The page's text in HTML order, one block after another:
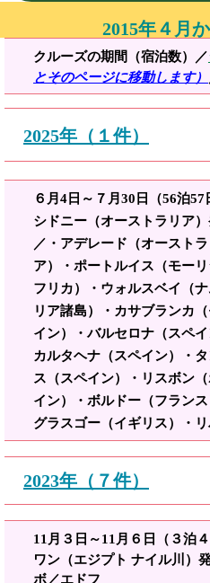
2015年４月
クルーズの期間（宿泊数）／
とそのページに移動します）
2025年（１件）
６ 月4日 ～７月30日（56泊57
シドニー（オーストラリア
／・アデレード（オースト
ア）・ポートルイス（モー
フリカ）・ウォルスベイ（
リア諸島）・カサブランカ
イン）・バルセロナ（スペ
カルタヘナ（スペイン）・
ス（スペイン）・リスボン
イン）・ボルドー（フラン
グラスゴー（イギリス）・リ
2023年（７件）
11月３日～11月６日（３泊
ワン（エジプト ナイル川）
ボ／エドフ